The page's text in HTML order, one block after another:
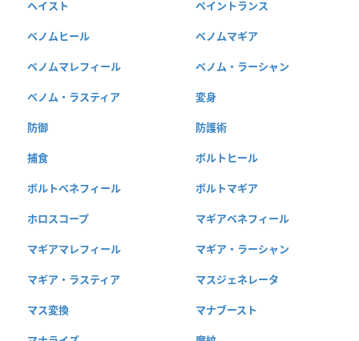
ヘイスト ペイントランス
ベノムヒール ベノムマギア
ベノムマレフィール ベノム・ラーシャン
ベノム・ラスティア 変身
防御 防護術
捕食 ボルトヒール
ボルトベネフィール ボルトマギア
ホロスコープ マギアベネフィール
マギアマレフィール マギア・ラーシャン
マギア・ラスティア マスジェネレータ
マス変換 マナブースト